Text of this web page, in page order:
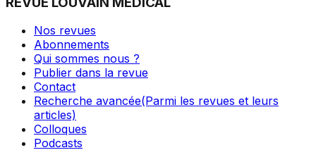
Nos revues
Abonnements
Qui sommes nous ?
Publier dans la revue
Contact
Recherche avancée(Parmi les revues et leurs
articles)
Colloques
Podcasts